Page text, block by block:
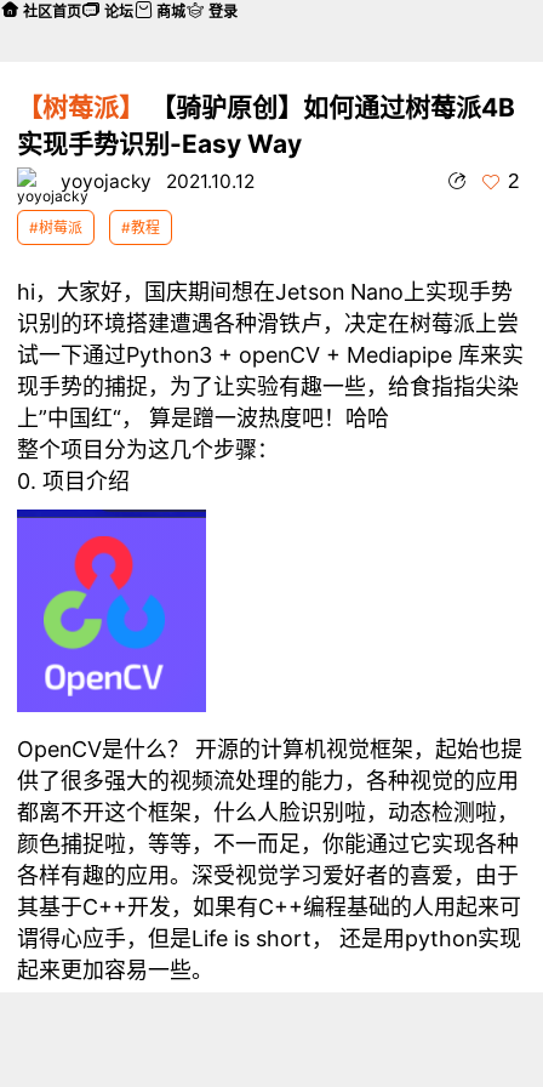
【树莓派】
【骑驴原创】如何通过树莓派4B
实现手势识别-Easy Way
yoyojacky 2021.10.12 2
#树莓派 #教程
hi，大家好，国庆期间想在Jetson Nano上实现手势
识别的环境搭建遭遇各种滑铁卢，决定在树莓派上尝
试一下通过Python3 + openCV + Mediapipe 库来实
现手势的捕捉，为了让实验有趣一些，给食指指尖染
上”中国红“， 算是蹭一波热度吧！哈哈
整个项目分为这几个步骤：
0. 项目介绍
OpenCV是什么？ 开源的计算机视觉框架，起始也提
供了很多强大的视频流处理的能力，各种视觉的应用
都离不开这个框架，什么人脸识别啦，动态检测啦，
颜色捕捉啦，等等，不一而足，你能通过它实现各种
各样有趣的应用。深受视觉学习爱好者的喜爱，由于
其基于C++开发，如果有C++编程基础的人用起来可
谓得心应手，但是Life is short， 还是用python实现
起来更加容易一些。
社区首页 论坛 商城 登录